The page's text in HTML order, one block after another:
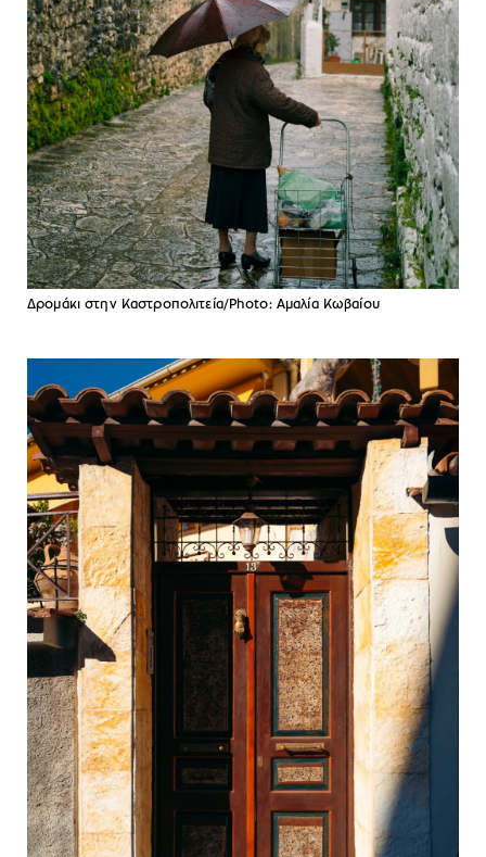
Δρομάκι στην Καστροπολιτεία/Photo: Αμαλία Κωβαίου